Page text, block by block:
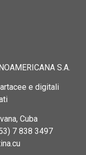
S.A.
e digitali
Cuba
7 838 3497